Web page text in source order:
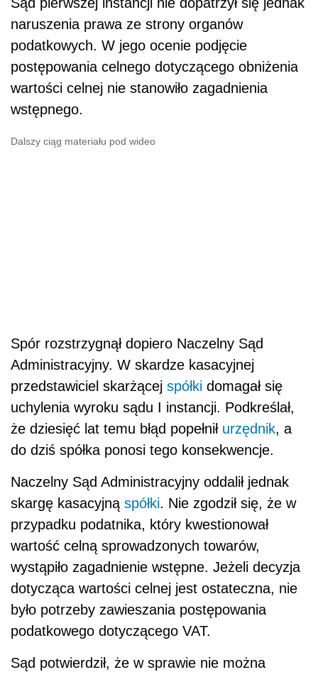
naruszenia prawa ze strony organów
podatkowych. W jego ocenie podjęcie
postępowania celnego dotyczącego obniżenia
wartości celnej nie stanowiło zagadnienia
wstępnego.
Dalszy ciąg materiału pod wideo
Spór rozstrzygnął dopiero Naczelny Sąd
Administracyjny. W skardze kasacyjnej
przedstawiciel skarżącej spółki domagał się
uchylenia wyroku sądu I instancji. Podkreślał,
że dziesięć lat temu błąd popełnił urzędnik, a
do dziś spółka ponosi tego konsekwencje.
Naczelny Sąd Administracyjny oddalił jednak
skargę kasacyjną spółki. Nie zgodził się, że w
przypadku podatnika, który kwestionował
wartość celną sprowadzonych towarów,
wystąpiło zagadnienie wstępne. Jeżeli decyzja
dotycząca wartości celnej jest ostateczna, nie
było potrzeby zawieszania postępowania
podatkowego dotyczącego VAT.
Sąd potwierdził, że w sprawie nie można